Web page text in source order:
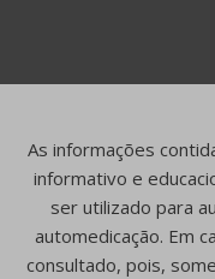
As informações
informativo e
ser utilizado para
automedicação. Em
consultado, pois,